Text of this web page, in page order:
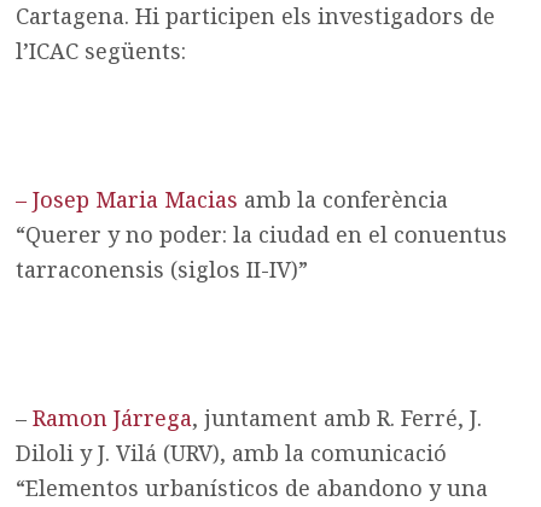
Cartagena. Hi participen els investigadors de
l’ICAC següents:
– Josep Maria Macias amb la conferència
“Querer y no poder: la ciudad en el conuentus
tarraconensis (siglos II-IV)”
–Ramon Járrega, juntament amb R. Ferré, J.
Diloli y J. Vilá (URV), amb la comunicació
“Elementos urbanísticos de abandono y una